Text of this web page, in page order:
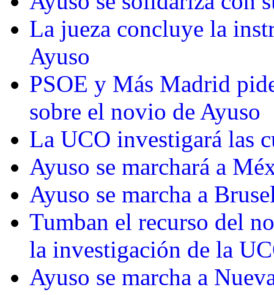
La jueza concluye la
Ayuso
PSOE y Más Madrid
sobre el novio de Ayuso
La UCO investigará las
Ayuso se marchará a
Ayuso se marcha a
Tumban el recurso del
la investigación de la
Ayuso se marcha a